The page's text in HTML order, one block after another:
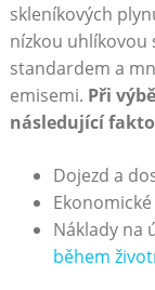
skleníkových‌
nízkou​ uhlíkovou
standardem⁢ a
emisemi. Při
následující
Dojezd ​a
Náklady na
během